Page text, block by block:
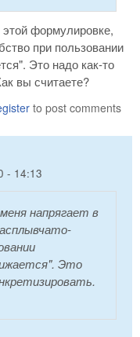
этой формулировке,
при пользовании
Это надо как-то
вы считаете?
to post comments
- 14:13
напрягает в
Это